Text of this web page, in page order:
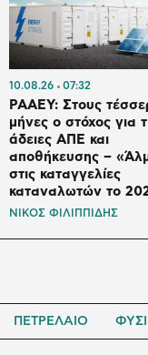
10.08.26 07:32
ΡΑΑΕΥ: Στους
μήνες ο στόχος για
άδειες ΑΠΕ και
αποθήκευσης –
στις καταγγελίες
καταναλωτών το
ΝΙΚΟΣ ΦΙΛΙΠΠΙΔΗΣ
ΠΕΤΡΕΛΑΙΟ